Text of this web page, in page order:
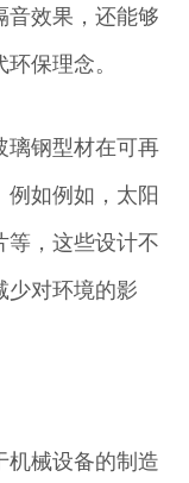
音效果，还能够
保理念。
璃钢型材在可再
例如例如，太阳
等，这些设计不
少对环境的影
机械设备的制造